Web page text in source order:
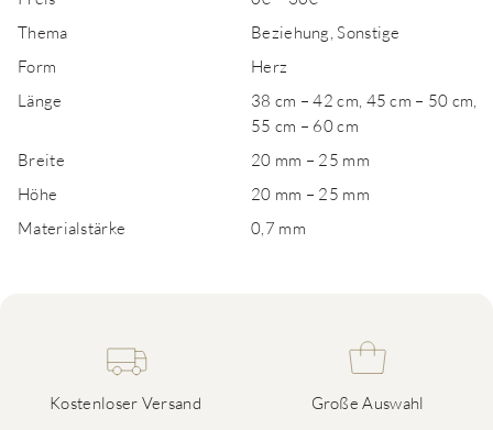
Thema
Beziehung, Sonstige
Form
Herz
Länge
38 cm – 42 cm, 45 cm – 50 cm,
55 cm – 60 cm
Breite
20 mm – 25 mm
Höhe
20 mm – 25 mm
Materialstärke
0,7 mm
Kostenloser Versand Große Auswahl